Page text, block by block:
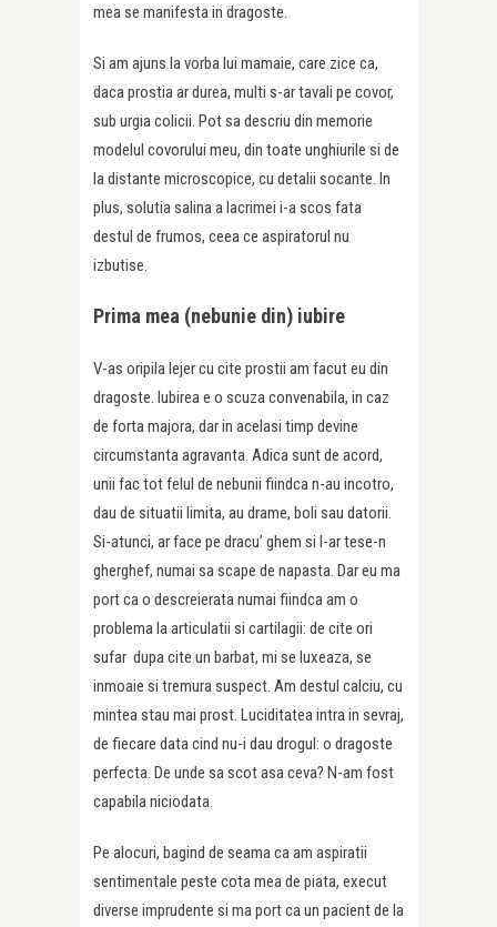
mea se manifesta in dragoste.
Si am ajuns la vorba lui mamaie, care zice ca,
daca prostia ar durea, multi s-ar tavali pe covor,
sub urgia colicii. Pot sa descriu din memorie
modelul covorului meu, din toate unghiurile si de
la distante microscopice, cu detalii socante. In
plus, solutia salina a lacrimei i-a scos fata
destul de frumos, ceea ce aspiratorul nu
izbutise.
Prima mea (nebunie din) iubire
V-as oripila lejer cu cite prostii am facut eu din
dragoste. Iubirea e o scuza convenabila, in caz
de forta majora, dar in acelasi timp devine
circumstanta agravanta. Adica sunt de acord,
unii fac tot felul de nebunii fiindca n-au incotro,
dau de situatii limita, au drame, boli sau datorii.
Si-atunci, ar face pe dracu’ ghem si l-ar tese-n
gherghef, numai sa scape de napasta. Dar eu ma
port ca o descreierata numai fiindca am o
problema la articulatii si cartilagii: de cite ori
sufar dupa cite un barbat, mi se luxeaza, se
inmoaie si tremura suspect. Am destul calciu, cu
mintea stau mai prost. Luciditatea intra in sevraj,
de fiecare data cind nu-i dau drogul: o dragoste
perfecta. De unde sa scot asa ceva? N-am fost
capabila niciodata.
Pe alocuri, bagind de seama ca am aspiratii
sentimentale peste cota mea de piata, execut
diverse imprudente si ma port ca un pacient de la